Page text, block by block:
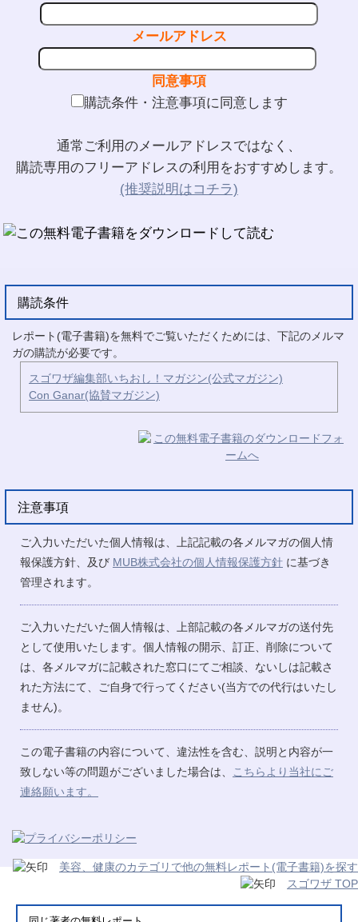
メールアドレス
同意事項
購読条件・注意事項に同意します
通常ご利用のメールアドレスではなく、
購読専用のフリーアドレスの利用をおすすめします。
(推奨説明はコチラ)
購読条件
レポート(電子書籍)を無料でご覧いただくためには、下記のメルマ
ガの購読が必要です。
スゴワザ編集部いちおし！マガジン(公式マガジン)
Con Ganar(協賛マガジン)
注意事項
ご入力いただいた個人情報は、上記記載の各メルマガの個人情
報保護方針、及び MUB株式会社の個人情報保護方針 に基づき
管理されます。
ご入力いただいた個人情報は、上部記載の各メルマガの送付先
として使用いたします。個人情報の開示、訂正、削除について
は、各メルマガに記載された窓口にてご相談、ないしは記載さ
れた方法にて、ご自身で行ってください(当方での代行はいたし
ません)。
この電子書籍の内容について、違法性を含む、説明と内容が一
致しない等の問題がございました場合は、
こちらより当社にご
連絡願います。
美容、健康のカテゴリで他の無料レポート(電子書籍)を探す
スゴワザ TOP